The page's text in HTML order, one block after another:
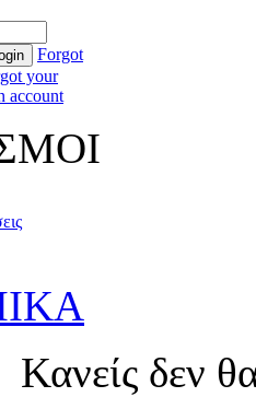
Forgot
your
account
Κανείς δεν